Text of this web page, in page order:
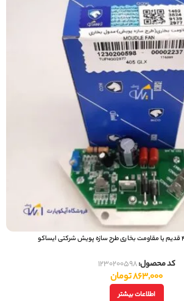
کد محصول:1230200598
863,000تومان
اطلاعات بیشتر